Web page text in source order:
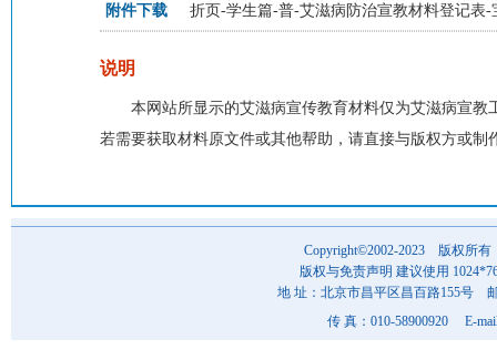
附件下载 折页-学生篇-普-艾滋病防治宣教材料登记表-
说明
本网站所显示的艾滋病宣传教育材料仅为艾滋病宣
若需要获取材料原文件或其他帮助，请直接与版权方或制
Copyright©2002-2023 版权所有
版权与免责声明 建议使用
地 址：北京市昌平区昌百路155号
传 真：010-58900920 E-